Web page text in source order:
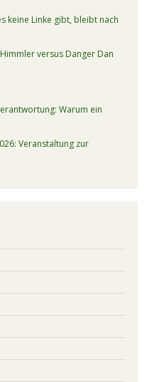
keine Linke gibt, bleibt nach
versus Danger Dan
Warum ein
Veranstaltung zur